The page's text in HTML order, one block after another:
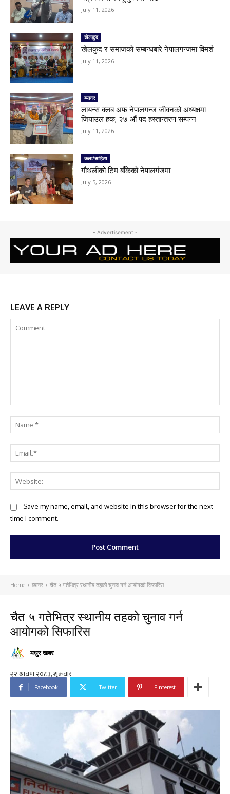
July 11, 2026
खेलकुद
खेलकुद र समाजको सम्बन्धबारे नेपालगन्जमा विमर्श
July 11, 2026
ब्यानर
लायन्स क्लब अफ नेपालगन्ज जीवनको अध्यक्षमा
जियाउल हक, २७ औं पद हस्तान्तरण सम्पन्न
July 11, 2026
कला/साहित्य
गौथलीको टिम बाँकेको नेपालगंजमा
July 5, 2026
- Advertisement -
LEAVE A REPLY
Save my name, email, and website in this browser for the next
time I comment.